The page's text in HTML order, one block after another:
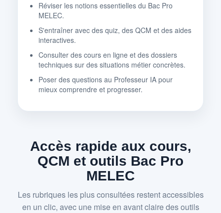
Réviser les notions essentielles du Bac Pro
MELEC.
S'entraîner avec des quiz, des QCM et des aides
interactives.
Consulter des cours en ligne et des dossiers
techniques sur des situations métier concrètes.
Poser des questions au Professeur IA pour
mieux comprendre et progresser.
Accès rapide aux cours,
QCM et outils Bac Pro
MELEC
Les rubriques les plus consultées restent accessibles
en un clic, avec une mise en avant claire des outils